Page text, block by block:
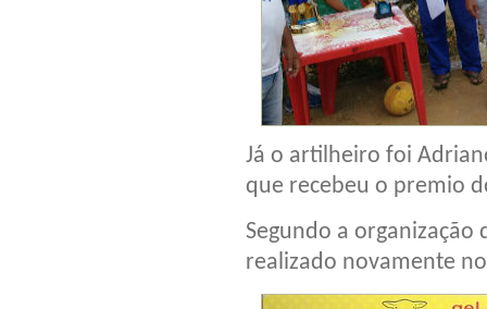
Já o artilheiro foi
que recebeu o premio
Segundo a organização
realizado novamente